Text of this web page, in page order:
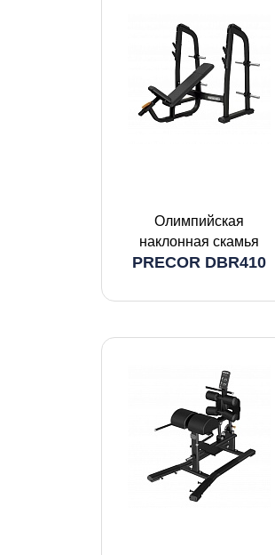
Олимпийская
наклонная скамья
PRECOR DBR410